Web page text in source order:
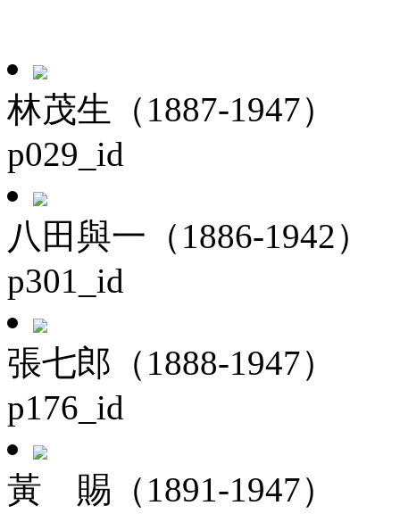
林茂生（1887-1947）
p029_id
八田與一（1886-1942）
p301_id
張七郎（1888-1947）
p176_id
黃 賜（1891-1947）